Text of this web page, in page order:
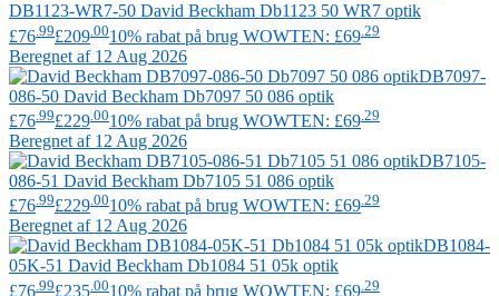
DB1123-WR7-50 David Beckham Db1123 50 WR7 optik
£76 .99£209 .0010% rabat på brug WOWTEN: £69 .29
Beregnet af 12 Aug 2026
DB7097-
086-50 David Beckham Db7097 50 086 optik
£76 .99£229 .0010% rabat på brug WOWTEN: £69 .29
Beregnet af 12 Aug 2026
DB7105-
086-51 David Beckham Db7105 51 086 optik
£76.99£229.0010% rabat på brug WOWTEN: £69.29
Beregnet af 12 Aug 2026
DB1084-
05K-51 David Beckham Db1084 51 05k optik
£76 .99£235 .0010% rabat på brug WOWTEN: £69 .29